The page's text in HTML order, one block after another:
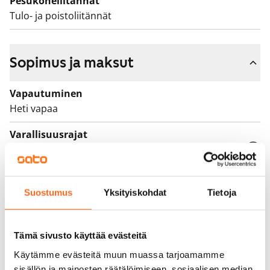
Suostumus Yksityiskohdat Tietoja
Tämä sivusto käyttää evästeitä
Käytämme evästeitä muun muassa tarjoamamme
varallisuuteen, sekä asunnon tarpeen syyhyn.
Tulo- ja poistoliitännät
Sopimus ja maksut
Vapautuminen
Heti vapaa
Varallisuusrajat
Vuokra
899 €/kk
Vuokravakuus
0 €
Vuokrasopimus